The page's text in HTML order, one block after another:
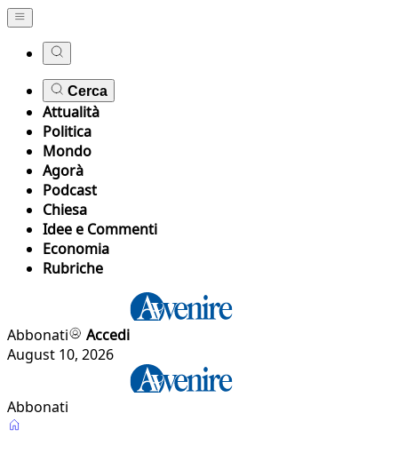
Cerca
Attualità
Politica
Mondo
Agorà
Podcast
Chiesa
Idee e Commenti
Economia
Rubriche
Abbonati
Accedi
August 10, 2026
Abbonati